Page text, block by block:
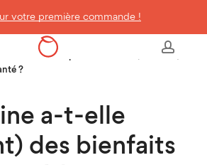
votre première commande !
Cart
& astuces>La spiruline a-t-elle (vraiment)
?
a-t-elle
des bienfaits